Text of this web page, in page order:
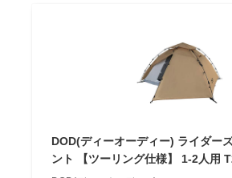
DOD(ディーオーディー) ライダー
ント 【ツーリング仕様】 1-2人用